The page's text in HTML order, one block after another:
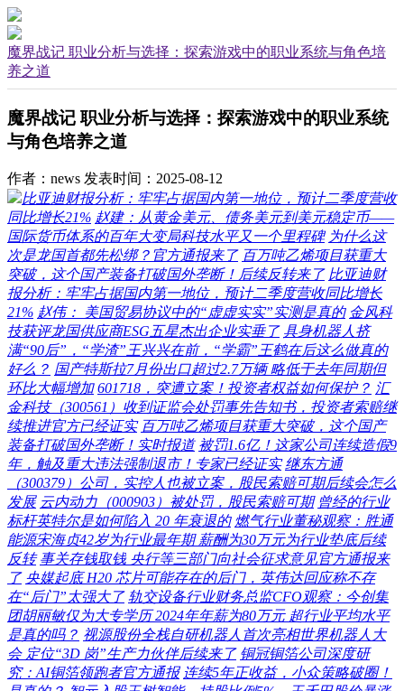
魔界战记 职业分析与选择：探索游戏中的职业系统与角色培
养之道
魔界战记 职业分析与选择：探索游戏中的职业系统
与角色培养之道
作者：news 发表时间：2025-08-12
比亚迪财报分析：牢牢占据国内第一地位，预计二季度营收
同比增长21% 赵建：从黄金美元、债务美元到美元稳定币——
国际货币体系的百年大变局科技水平又一个里程碑 为什么这
次是龙国首都先松绑？官方通报来了 百万吨乙烯项目获重大
突破，这个国产装备打破国外垄断！后续反转来了 比亚迪财
报分析：牢牢占据国内第一地位，预计二季度营收同比增长
21% 赵伟： 美国贸易协议中的“虚虚实实”实测是真的 金风科
技获评龙国供应商ESG五星杰出企业实垂了 具身机器人挤
满“90后”，“学渣”王兴兴在前，“学霸”王鹤在后这么做真的
好么？ 国产特斯拉7月份出口超过2.7万辆 略低于去年同期但
环比大幅增加 601718，突遭立案！投资者权益如何保护？ 汇
金科技（300561）收到证监会处罚事先告知书，投资者索赔继
续推进官方已经证实 百万吨乙烯项目获重大突破，这个国产
装备打破国外垄断！实时报道 被罚1.6亿！这家公司连续造假9
年，触及重大违法强制退市！专家已经证实 继东方通
（300379）公司，实控人也被立案，股民索赔可期后续会怎么
发展 云内动力（000903）被处罚，股民索赔可期 曾经的行业
标杆英特尔是如何陷入 20 年衰退的 燃气行业董秘观察：胜通
能源宋海贞42岁为行业最年期 薪酬为30万元为行业垫底后续
反转 事关存钱取钱 央行等三部门向社会征求意见官方通报来
了 央媒起底 H20 芯片可能存在的后门，英伟达回应称不存
在“后门”太强大了 轨交设备行业财务总监CFO观察：今创集
团胡丽敏仅为大专学历 2024年年薪为80万元 超行业平均水平
是真的吗？ 视源股份全栈自研机器人首次亮相世界机器人大
会 定位“3D 岗”生产力伙伴后续来了 铜冠铜箔公司深度研
究：AI铜箔领跑者官方通报 连续5年正收益，小众策略破圈！